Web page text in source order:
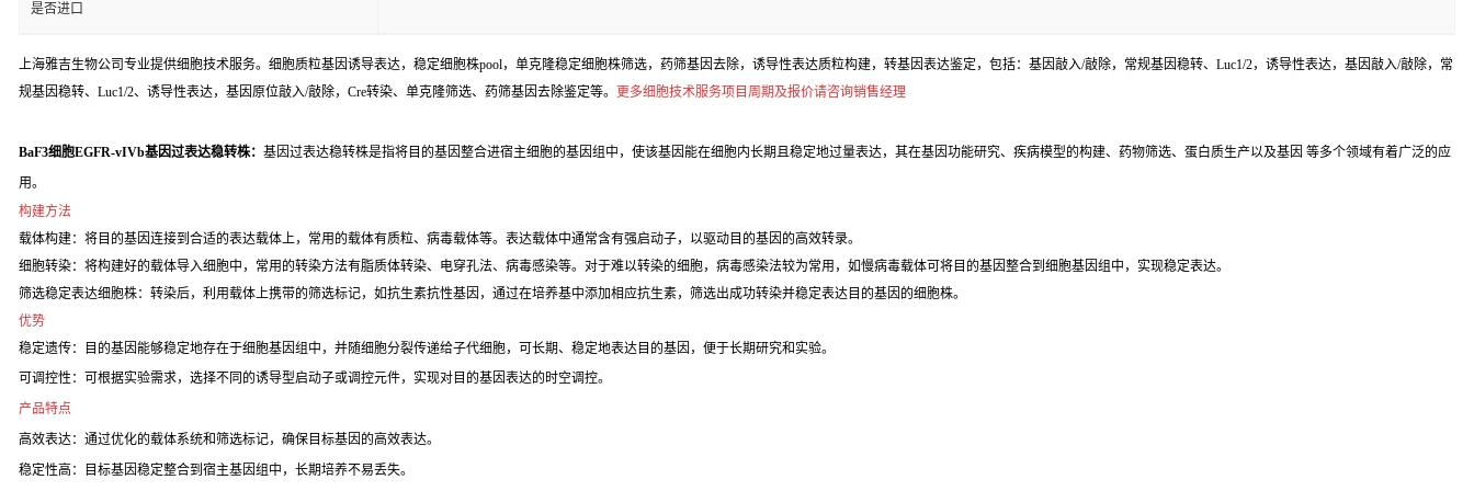
是否进口
上海雅吉生物公司专业提供细胞技术服务。细胞质粒基因诱导表达，稳定细胞株pool，单克隆稳定细胞株筛选，药筛基因去除，诱导性表达质粒构建，转基因表达鉴定，包括：基因敲入/敲除，常规基因稳转、Luc1/2，诱导性表达，基因敲入/敲除，常
规基因稳转、Luc1/2、诱导性表达，基因原位敲入/敲除，Cre转染、单克隆筛选、药筛基因去除鉴定等。 更多细胞技术服务项目周期及报价请咨询销售经理
BaF3细胞EGFR-vIVb基因过表达稳转株： 基因过表达稳转株是指将目的基因整合进宿主细胞的基因组中，使该基因能在细胞内长期且稳定地过量表达，其在基因功能研究、疾病模型的构建、药物筛选、蛋白质生产以及基因 等多个领域有着广泛的应
用。
构建方法
载体构建：将目的基因连接到合适的表达载体上，常用的载体有质粒、病毒载体等。表达载体中通常含有强启动子，以驱动目的基因的高效转录。
细胞转染：将构建好的载体导入细胞中，常用的转染方法有脂质体转染、电穿孔法、病毒感染等。对于难以转染的细胞，病毒感染法较为常用，如慢病毒载体可将目的基因整合到细胞基因组中，实现稳定表达。
筛选稳定表达细胞株：转染后，利用载体上携带的筛选标记，如抗生素抗性基因，通过在培养基中添加相应抗生素，筛选出成功转染并稳定表达目的基因的细胞株。
优势
稳定遗传：目的基因能够稳定地存在于细胞基因组中，并随细胞分裂传递给子代细胞，可长期、稳定地表达目的基因，便于长期研究和实验。
可调控性：可根据实验需求，选择不同的诱导型启动子或调控元件，实现对目的基因表达的时空调控。
产品特点
高效表达：通过优化的载体系统和筛选标记，确保目标基因的高效表达。
稳定性高：目标基因稳定整合到宿主基因组中，长期培养不易丢失。